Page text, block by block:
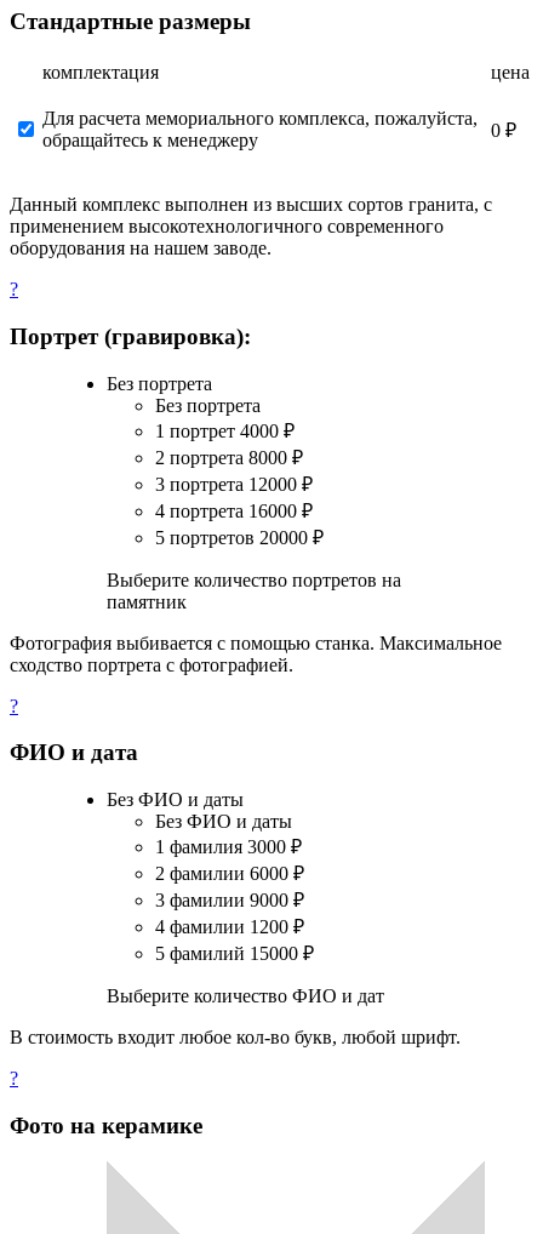
Стандартные размеры
комплектация цена
Для расчета мемориального комплекса, пожалуйста,
обращайтесь к менеджеру
0 ₽
Данный комплекс выполнен из высших сортов гранита, с
применением высокотехнологичного современного
оборудования на нашем заводе.
?
Портрет (гравировка):
Без портрета
Без портрета
1 портрет 4000 ₽
2 портрета 8000 ₽
3 портрета 12000 ₽
4 портрета 16000 ₽
5 портретов 20000 ₽
Выберите количество портретов на
памятник
Фотография выбивается с помощью станка. Максимальное
сходство портрета с фотографией.
?
ФИО и дата
Без ФИО и даты
Без ФИО и даты
1 фамилия 3000 ₽
2 фамилии 6000 ₽
3 фамилии 9000 ₽
4 фамилии 1200 ₽
5 фамилий 15000 ₽
Выберите количество ФИО и дат
В стоимость входит любое кол-во букв, любой шрифт.
?
Фото на керамике